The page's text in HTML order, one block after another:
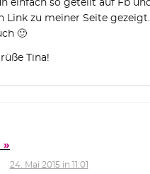
einfach so geteilt auf Fb
Link zu meiner Seite
🙂
Tina!
24. Mai 2015 in 11:01